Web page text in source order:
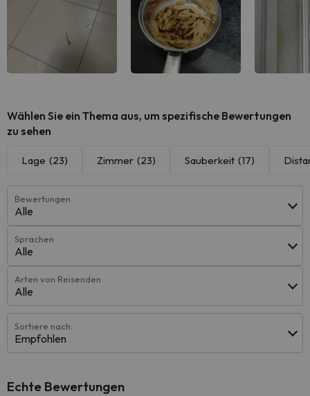
Wählen Sie ein Thema aus, um spezifische Bewertungen
zu sehen
Lage (23) Zimmer (23) Sauberkeit (17)
Bewertungen
Alle
Sprachen
Alle
Arten von Reisenden
Alle
Sortiere nach:
Empfohlen
Echte Bewertungen